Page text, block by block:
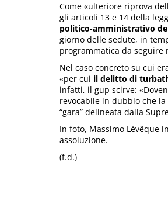
Come «ulteriore riprova
gli articoli 13 e 14 della
politico-amministrativo
giorno delle sedute, in
programmatica da seguire
Nel caso concreto su cui
«per cui il delitto di
infatti, il gup scirve:
revocabile in dubbio che
“gara” delineata dalla
In foto, Massimo Lévêque
assoluzione.
(f.d.)